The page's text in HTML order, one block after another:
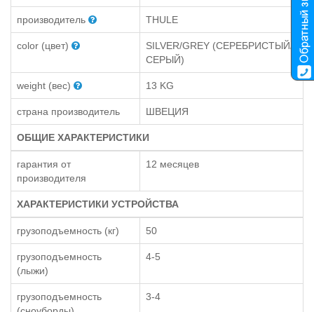
производитель THULE
color (цвет)
SILVER/GREY (СЕРЕБРИСТЫЙ/
СЕРЫЙ)
weight (вес) 13 KG
страна производитель ШВЕЦИЯ
ОБЩИЕ ХАРАКТЕРИСТИКИ
гарантия от
производителя
12 месяцев
ХАРАКТЕРИСТИКИ УСТРОЙСТВА
грузоподъемность (кг) 50
грузоподъемность
(лыжи)
4-5
грузоподъемность
3-4